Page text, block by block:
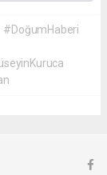
#DoğumHaberi